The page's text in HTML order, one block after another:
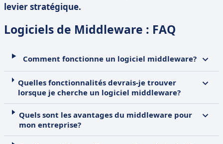
levier stratégique.
Logiciels de Middleware : FAQ
Comment fonctionne un logiciel middleware?
Quelles fonctionnalités devrais-je trouver
lorsque je cherche un logiciel middleware?
Quels sont les avantages du middleware pour
mon entreprise?